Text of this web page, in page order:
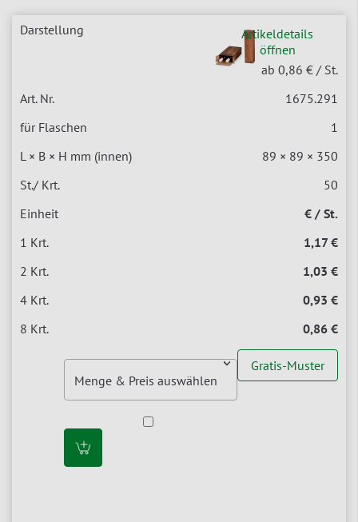
Artikeldetails
öffnen
ab 0,86 € / St.
1675.291
1
89 × 89 × 350
50
€ / St.
1,17 €
1,03 €
0,93 €
0,86 €
Gratis-Muster